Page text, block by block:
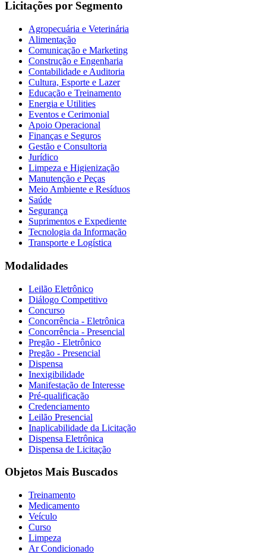
Licitações por Segmento
Agropecuária e Veterinária
Alimentação
Comunicação e Marketing
Construção e Engenharia
Contabilidade e Auditoria
Cultura, Esporte e Lazer
Educação e Treinamento
Energia e Utilities
Eventos e Cerimonial
Apoio Operacional
Finanças e Seguros
Gestão e Consultoria
Jurídico
Limpeza e Higienização
Manutenção e Peças
Meio Ambiente e Resíduos
Saúde
Segurança
Suprimentos e Expediente
Tecnologia da Informação
Transporte e Logística
Modalidades
Leilão Eletrônico
Diálogo Competitivo
Concurso
Concorrência - Eletrônica
Concorrência - Presencial
Pregão - Eletrônico
Pregão - Presencial
Dispensa
Inexigibilidade
Manifestação de Interesse
Pré-qualificação
Credenciamento
Leilão Presencial
Inaplicabilidade da Licitação
Dispensa Eletrônica
Dispensa de Licitação
Objetos Mais Buscados
Treinamento
Medicamento
Veículo
Curso
Limpeza
Ar Condicionado